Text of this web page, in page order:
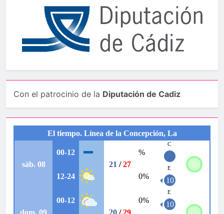
Con el patrocinio de la Diputación de Cadiz